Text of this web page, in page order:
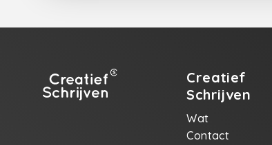
Creatief
Schrijven
Wat
Contact